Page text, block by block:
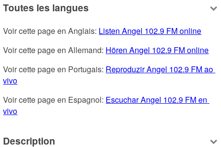
Toutes les langues
Voir cette page en Anglais: Listen Angel 102.9 FM online
Voir cette page en Allemand: Hören Angel 102.9 FM online
Voir cette page en Portugais: Reproduzir Angel 102.9 FM ao
vivo
Voir cette page en Espagnol: Escuchar Angel 102.9 FM en
vivo
Description